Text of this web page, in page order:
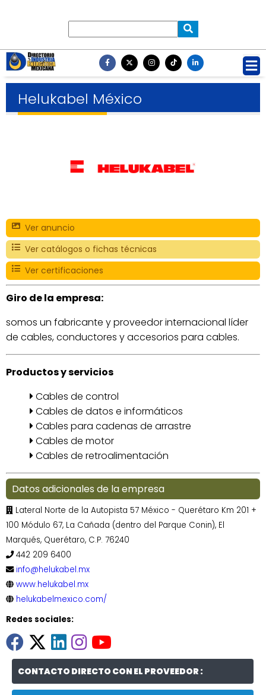
Helukabel México
Ver anuncio
Ver catálogos o fichas técnicas
Ver certificaciones
Giro de la empresa:
somos un fabricante y proveedor internacional líder
de cables, conductores y accesorios para cables.
Productos y servicios
Cables de control
Cables de datos e informáticos
Cables para cadenas de arrastre
Cables de motor
Cables de retroalimentación
Datos adicionales de la empresa
Lateral Norte de la Autopista 57 México - Querétaro Km 201 +
100 Módulo 67, La Cañada (dentro del Parque Conin), El
Marqués, Querétaro, C.P. 76240
442 209 6400
info@helukabel.mx
www.helukabel.mx
helukabelmexico.com/
Redes sociales:
CONTACTO DIRECTO CON EL PROVEEDOR :